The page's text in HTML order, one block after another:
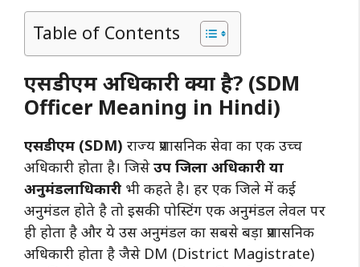
Table of Contents
एसडीएम अधिकारी क्या है? (SDM
Officer Meaning in Hindi)
एसडीएम (SDM) राज्य प्रशासनिक सेवा का एक उच्च
अधिकारी होता है। जिसेउप जिला अधिकारी या
अनुमंडलाधिकारी भी कहते है। हर एक जिले में कई
अनुमंडल होते है तो इसकी पोस्टिंग एक अनुमंडल लेवल पर
ही होता है और ये उस अनुमंडल का सबसे बड़ा प्रशासनिक
अधिकारी होता है जैसे DM (District Magistrate)